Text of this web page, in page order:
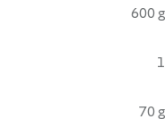
600 g
1
70 g